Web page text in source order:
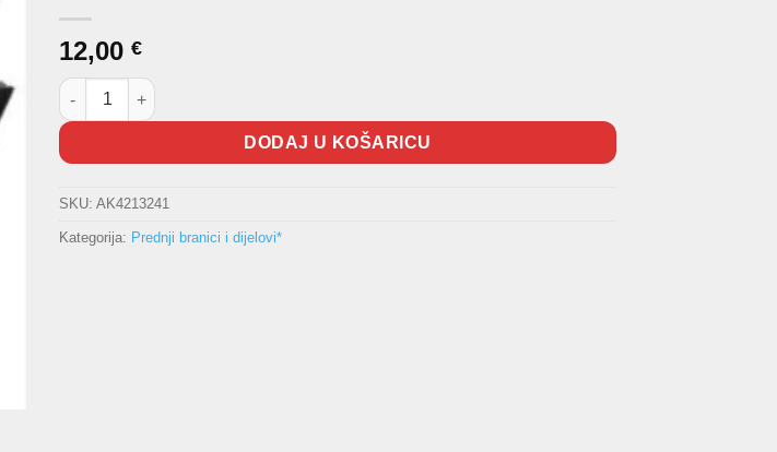
12,00 €
Rešetka branika Golf V srednja/crna 3 otvora količina
DODAJ U KOŠARICU
SKU: AK4213241
Kategorija: Prednji branici i dijelovi*